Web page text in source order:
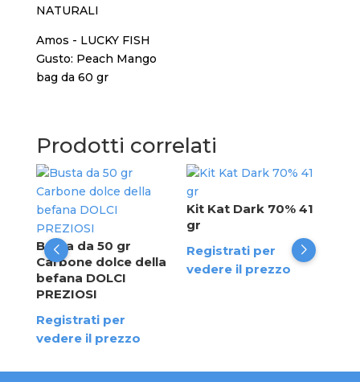
NATURALI
Amos - LUCKY FISH
Gusto: Peach Mango
bag da 60 gr
Prodotti correlati
Busta da 50 gr
Carbone dolce della
befana DOLCI
PREZIOSI
Registrati per
vedere il prezzo
Kit Kat Dark 70% 41
gr
Registrati per
vedere il prezzo